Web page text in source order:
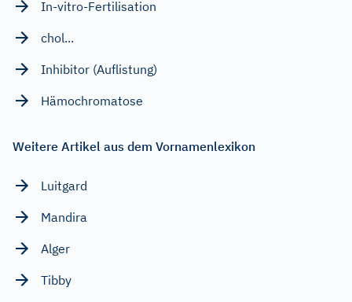
In-vitro-Fertilisation
chol...
Inhibitor (Auflistung)
Hämochromatose
Weitere Artikel aus dem Vornamenlexikon
Luitgard
Mandira
Alger
Tibby